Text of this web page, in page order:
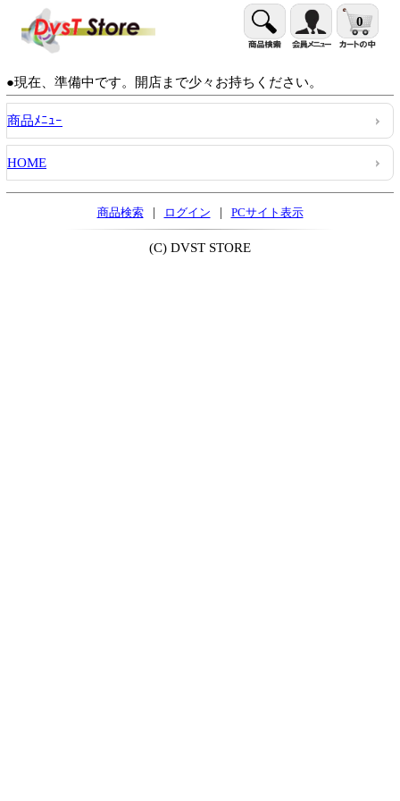
0
●現在、準備中です。開店まで少々お持ちください。
商品ﾒﾆｭｰ
HOME
商品検索 | ログイン | PCサイト表示
(C) DVST STORE